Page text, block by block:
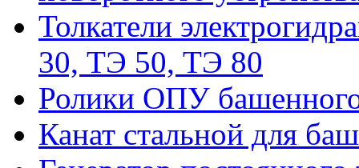
Толкатели
30, ТЭ 50, ТЭ 80
Ролики ОПУ
Канат стальной для